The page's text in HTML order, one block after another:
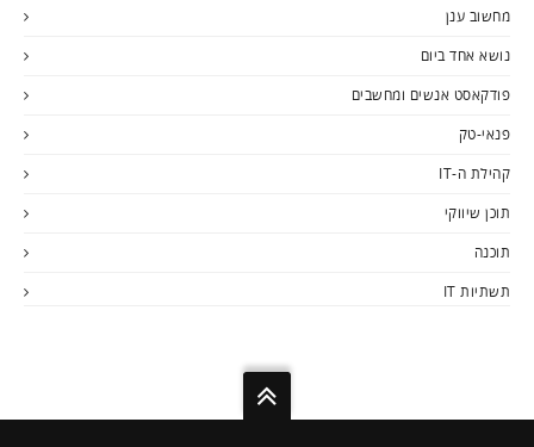
מחשוב ענן
נושא אחד ביום
פודקאסט אנשים ומחשבים
פנאי-טק
קהילת ה-IT
תוכן שיווקי
תוכנה
תשתיות IT